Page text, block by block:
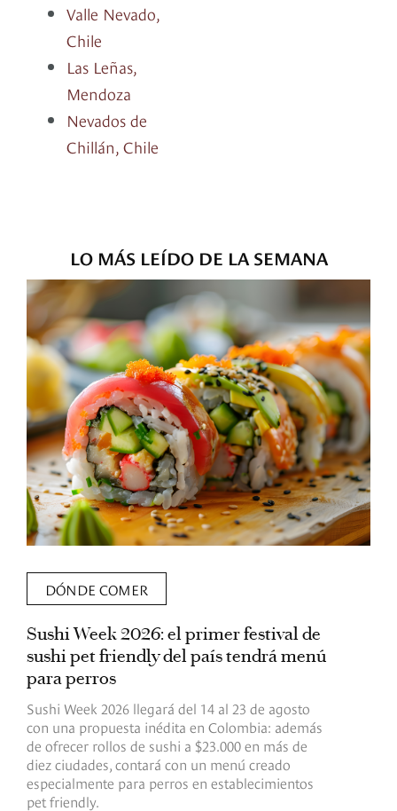
Valle Nevado,
Chile
Las Leñas,
Mendoza
Nevados de
Chillán, Chile
LO MÁS LEÍDO DE LA SEMANA
DÓNDE COMER
Sushi Week 2026: el primer festival de
sushi pet friendly del país tendrá menú
para perros
Sushi Week 2026 llegará del 14 al 23 de agosto
con una propuesta inédita en Colombia: además
de ofrecer rollos de sushi a $23.000 en más de
diez ciudades, contará con un menú creado
especialmente para perros en establecimientos
pet friendly.